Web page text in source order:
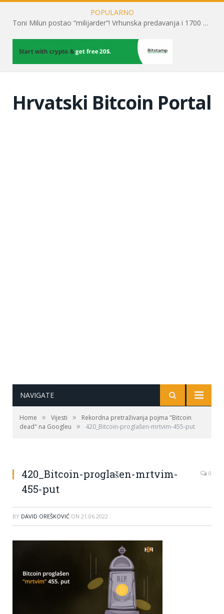
POPULARNO
Toni Milun postao “milijarder”! Vrhunska predavanja i 1700 posjetitelja obilježili su mjesec financijske pismenosti
Hrvatski Bitcoin Portal
NAVIGATE
Home » Vijesti »
Rekordna pretraživanja pojma "Bitcoin
dead" na Googleu
» 420_Bitcoin-proglašen-mrtvim-455-put
420_Bitcoin-proglašen-mrtvim-
455-put
0
BY DAVID OREŠKOVIĆ ON 21.06.2022